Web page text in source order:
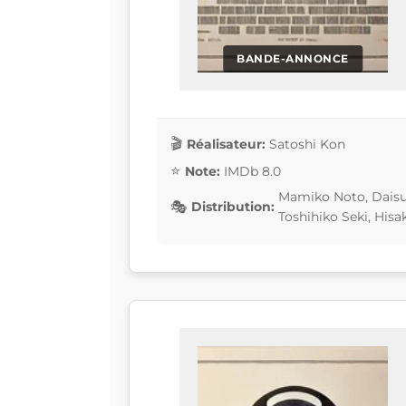
BANDE-ANNONCE
Réalisateur: Satoshi Kon
Note: IMDb 8.0
Distribution:
Mamiko Noto,
Toshihiko Seki,